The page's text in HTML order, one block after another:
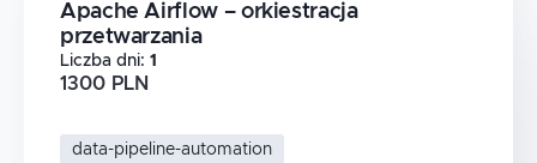
Apache Airflow – orkiestracja
przetwarzania
Liczba dni: 1
1300 PLN
data-pipeline-automation